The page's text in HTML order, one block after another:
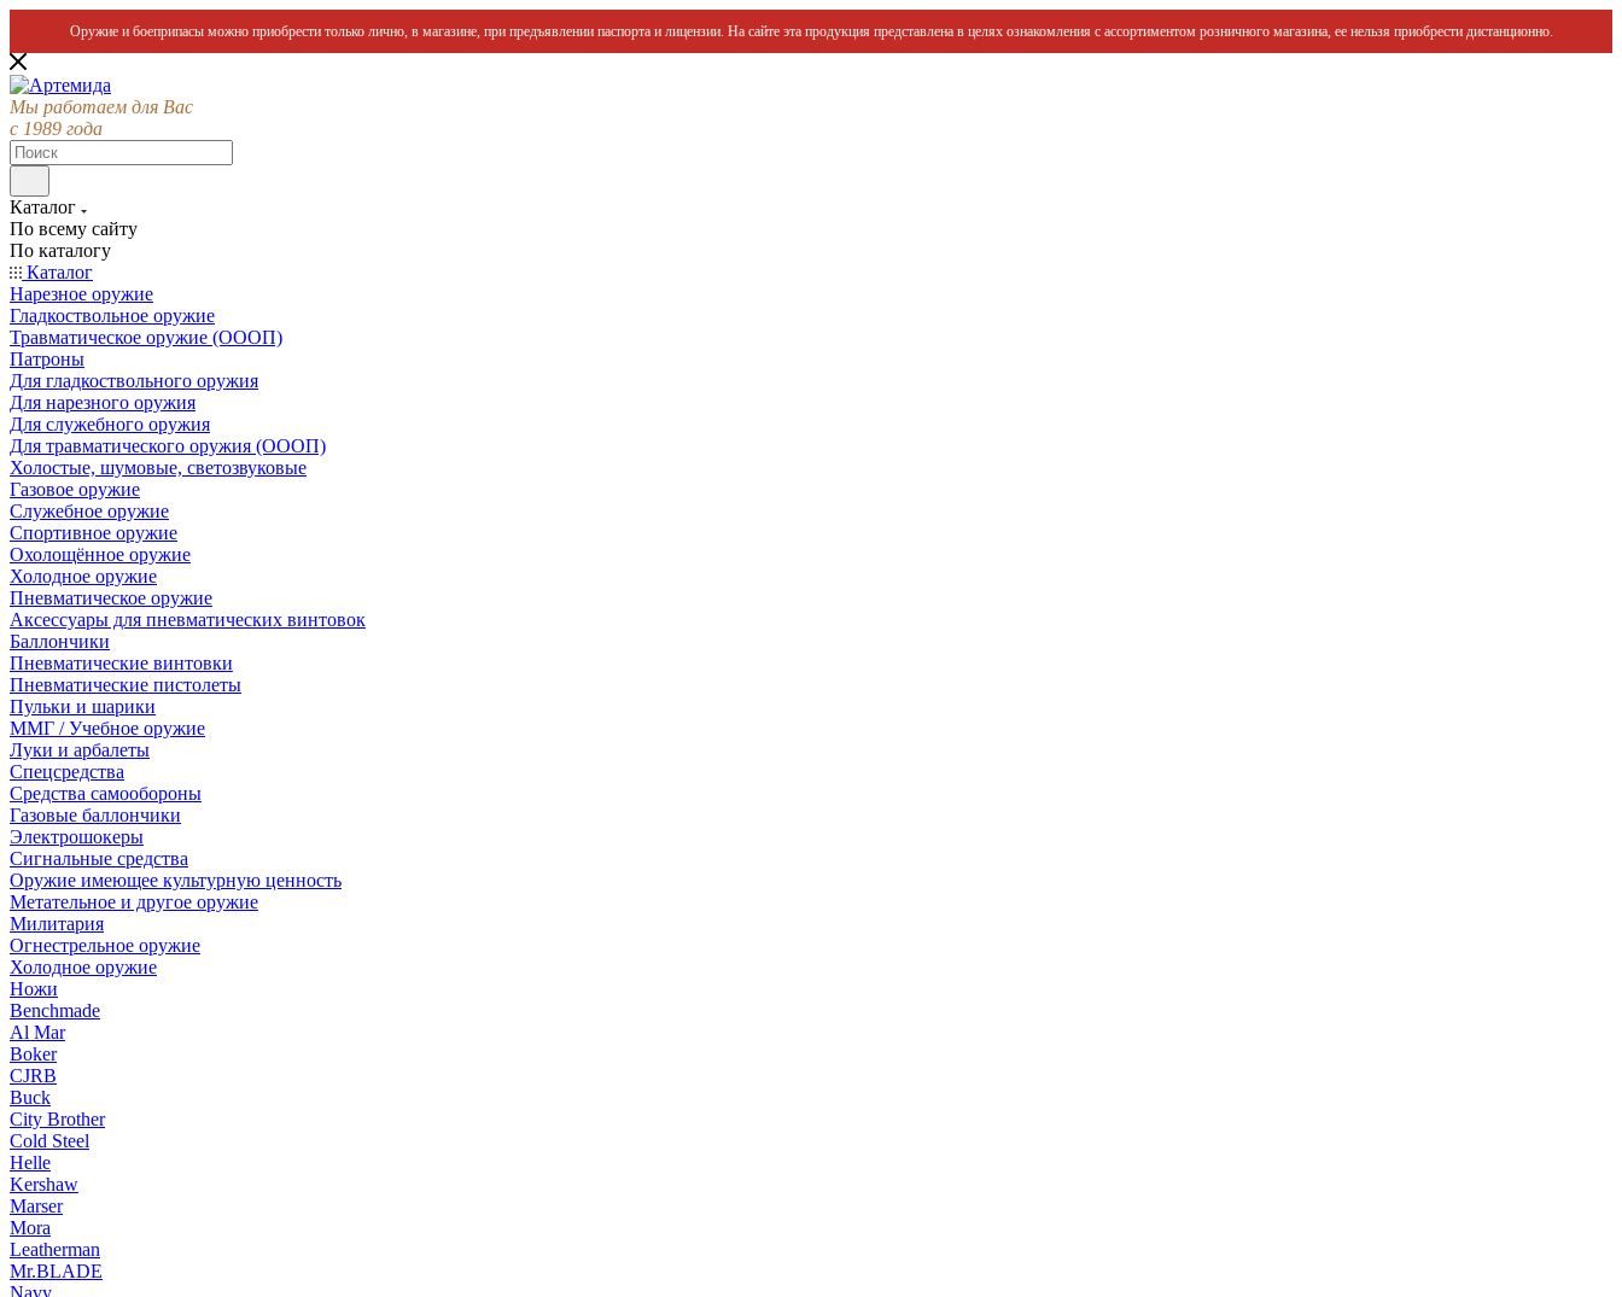
Оружие и боеприпасы можно приобрести только лично, в магазине, при предъявлении паспорта и лицензии. На сайте эта продукция представлена в целях ознакомления с ассортиментом розничного магазина, ее нельзя приобрести дистанционно.
Мы работаем для Вас
с 1989 года
Каталог
По всему сайту
По каталогу
Каталог
Нарезное оружие
Гладкоствольное оружие
Травматическое оружие (ОООП)
Патроны
Для гладкоствольного оружия
Для нарезного оружия
Для служебного оружия
Для травматического оружия (ОООП)
Холостые, шумовые, светозвуковые
Газовое оружие
Служебное оружие
Спортивное оружие
Охолощённое оружие
Холодное оружие
Пневматическое оружие
Аксессуары для пневматических винтовок
Баллончики
Пневматические винтовки
Пневматические пистолеты
Пульки и шарики
ММГ / Учебное оружие
Луки и арбалеты
Спецсредства
Средства самообороны
Газовые баллончики
Электрошокеры
Сигнальные средства
Оружие имеющее культурную ценность
Метательное и другое оружие
Милитария
Огнестрельное оружие
Холодное оружие
Ножи
Benchmade
Al Mar
Boker
CJRB
Buck
City Brother
Cold Steel
Helle
Kershaw
Marser
Mora
Leatherman
Mr.BLADE
Navy